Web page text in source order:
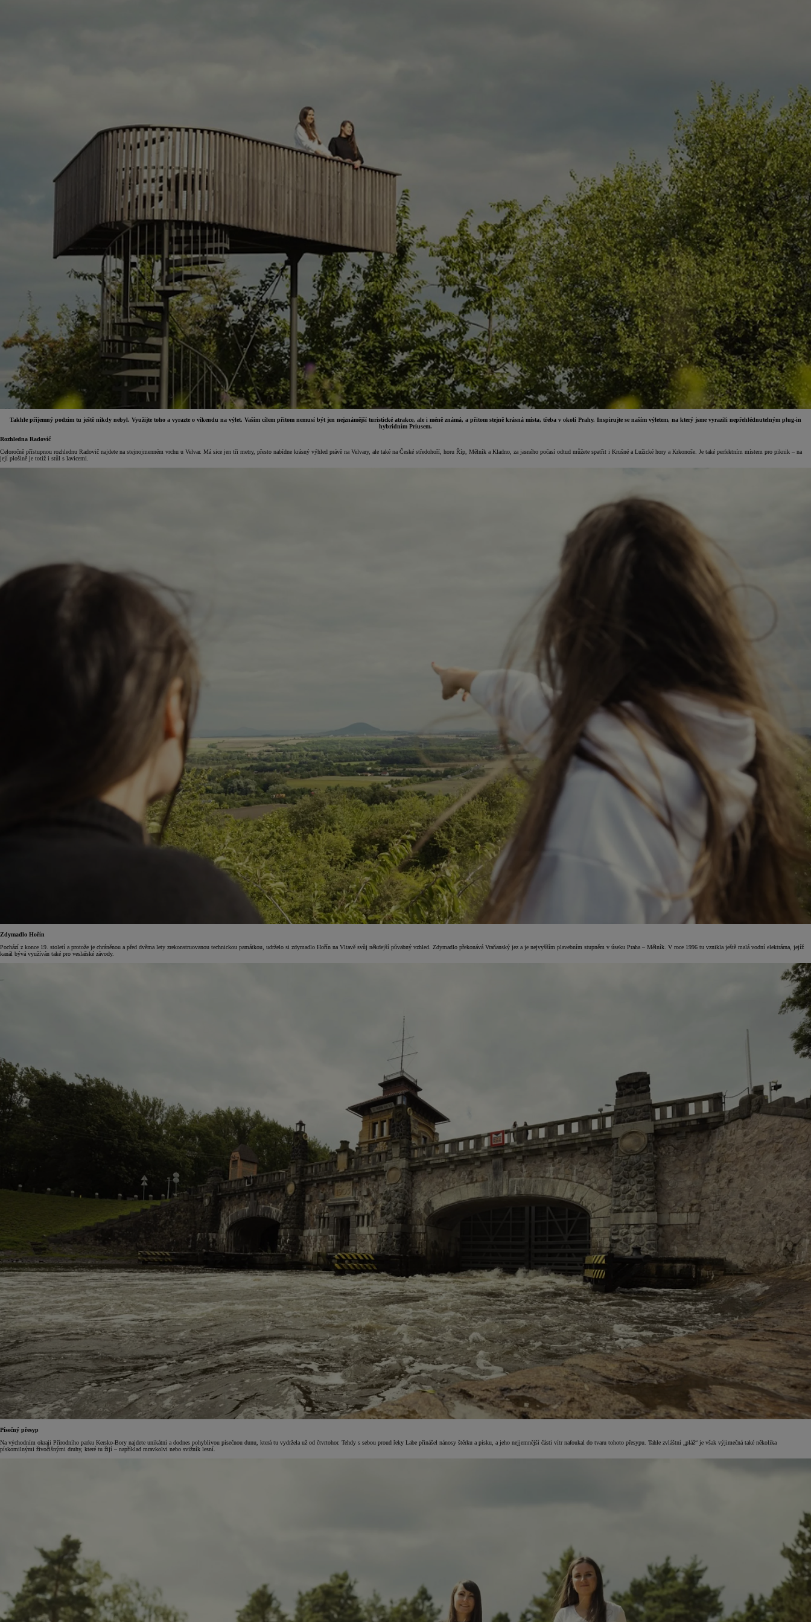
Od 399 000 Kč s DPH
Od549 000 Kč
vč. zvýhodnění75 000 Kč
Takhle příjemný podzim tu ještě nikdy nebyl. Využijte toho a vyrazte o víkendu na výlet. Vaším cílem přitom nemusí být jen nejznámější turistické atrakce, ale i méně známá, a přitom stejně krásná místa, třeba v okolí Prahy. Inspirujte se naším výletem, na který jsme vyrazili nepřehlédnutelným plug-in
hybridním Priusem.
Rozhledna Radovič
Celoročně přístupnou rozhlednu Radovič najdete na stejnojmenném vrchu u Velvar. Má sice jen tři metry, přesto nabídne krásný výhled právě na Velvary, ale také na České středohoří, horu Říp, Mělník a Kladno, za jasného počasí odtud můžete spatřit i Krušné a Lužické hory a Krkonoše. Je také perfektním místem pro piknik – na
její plošině je totiž i stůl s lavicemi.
Zdymadlo Hořín
Pochází z konce 19. století a protože je chráněnou a před dvěma lety zrekonstruovanou technickou památkou, udrželo si zdymadlo Hořín na Vltavě svůj někdejší půvabný vzhled. Zdymadlo překonává Vraňanský jez a je nejvyšším plavebním stupněm v úseku Praha – Mělník. V roce 1996 tu vznikla ještě malá vodní elektrárna, jejíž
kanál bývá využíván také pro veslařské závody.
Písečný přesyp
Na východním okraji Přírodního parku Kersko-Bory najdete unikátní a dodnes pohyblivou písečnou dunu, která tu vydržela už od čtvrtohor. Tehdy s sebou proud řeky Labe přinášel nánosy štěrku a písku, a jeho nejjemnější části vítr nafoukal do tvaru tohoto přesypu. Tahle zvláštní „pláž“ je však výjimečná také několika
pískomilnými živočišnými druhy, které tu žijí – například mravkolvi nebo svižník lesní.